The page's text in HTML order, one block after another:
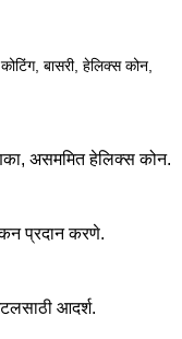
बासरी, हेलिक्स कोन,
असममित हेलिक्स कोन.
प्रदान करणे.
आदर्श.